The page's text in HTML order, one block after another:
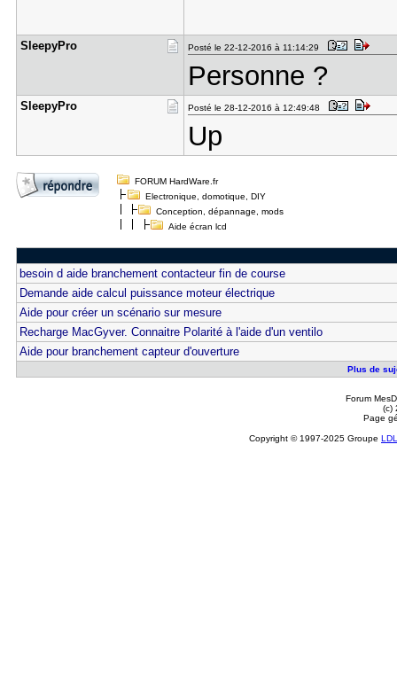
SleepyPro Posté le 22-12-2016 à 11:14:29
Personne ?
SleepyPro Posté le 28-12-2016 à 12:49:48
Up
FORUM HardWare.fr
Electronique, domotique, DIY
Conception, dépannage, mods
Aide écran lcd
besoin d aide branchement contacteur fin de course
Demande aide calcul puissance moteur électrique
Aide pour créer un scénario sur mesure
Recharge MacGyver. Connaitre Polarité à l'aide d'un ventilo
Aide pour branchement capteur d'ouverture
Plus de
Forum
(c)
Page
Copyright © 1997-2025 Groupe